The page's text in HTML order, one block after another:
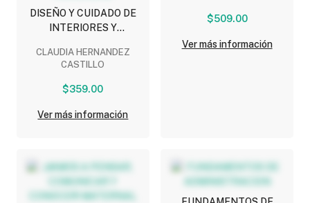
DISEÑO Y CUIDADO DE
INTERIORES Y
HOTELES Y HACIENDAS
CLAUDIA HERNANDEZ
CASTILLO
$359.00
Ver más información
$509.00
Ver más información